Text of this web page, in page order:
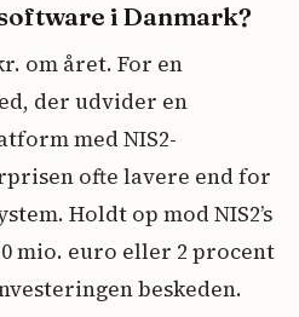
i Danmark?
om året. For en
der udvider en
med NIS2-
ofte lavere end for
Holdt op mod NIS2’s
mio. euro eller 2 procent
beskeden.